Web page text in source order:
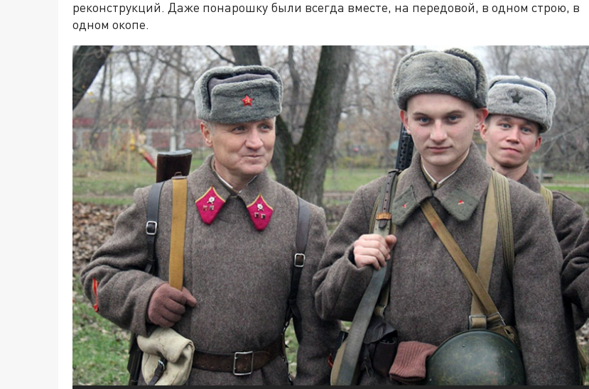
реконструкций. Даже понарошку были всегда вместе, на передовой, в одном строю, в
одном окопе.